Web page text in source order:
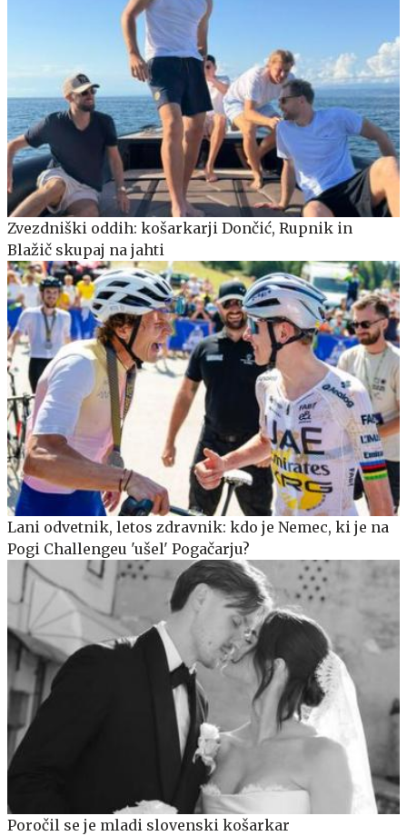
Zvezdniški oddih: košarkarji Dončić, Rupnik in
Blažič skupaj na jahti
Lani odvetnik, letos zdravnik: kdo je Nemec, ki je na
Pogi Challengeu 'ušel' Pogačarju?
Poročil se je mladi slovenski košarkar